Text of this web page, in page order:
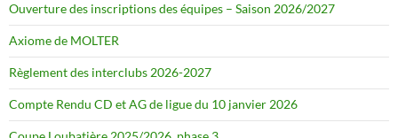
Ouverture des inscriptions des équipes – Saison 2026/2027
Axiome de MOLTER
Règlement des interclubs 2026-2027
Compte Rendu CD et AG de ligue du 10 janvier 2026